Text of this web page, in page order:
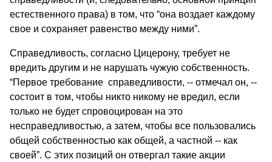
естественного права) в том, что “она воздает каждому
свое и сохраняет равенство между ними”.
Справедливость, согласно Цицерону, требует не
вредить другим и не нарушать чужую собственность.
“Первое требование справедливости, -- отмечал он, --
состоит в том, чтобы никто никому не вредил, если
только не будет спровоцирован на это
несправедливостью, а затем, чтобы все пользовались
общей собственностью как общей, а частной -- как
своей”. С этих позиций он отвергал такие акции